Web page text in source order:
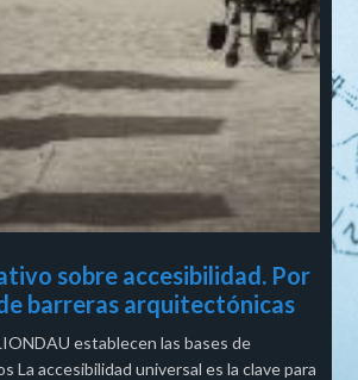
sobre accesibilidad. Por
barreras arquitectónicas
establecen las bases de
La accesibilidad universal es la clave para